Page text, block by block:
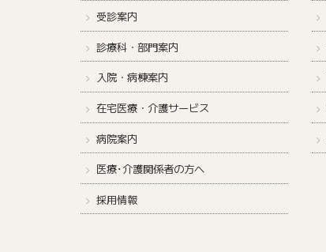
受診案内
診療科・部門案内
入院・病棟案内
在宅医療・介護サービス
病院案内
医療･介護関係者の方へ
採用情報